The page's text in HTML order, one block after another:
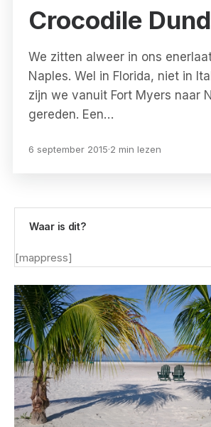
Crocodile
We zitten alweer in ons
Naples. Wel in Florida, niet in
zijn we vanuit Fort Myers naar
gereden. Een…
6 september 2015·2 min lezen
Waar is dit?
[mappress]